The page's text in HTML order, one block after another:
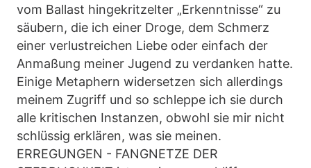
vom Ballast hingekritzelter „Erkenntnisse“ zu
säubern, die ich einer Droge, dem Schmerz
einer verlustreichen Liebe oder einfach der
Anmaßung meiner Jugend zu verdanken hatte.
Einige Metaphern widersetzen sich allerdings
meinem Zugriff und so schleppe ich sie durch
alle kritischen Instanzen, obwohl sie mir nicht
schlüssig erklären, was sie meinen.
ERREGUNGEN - FANGNETZE DER